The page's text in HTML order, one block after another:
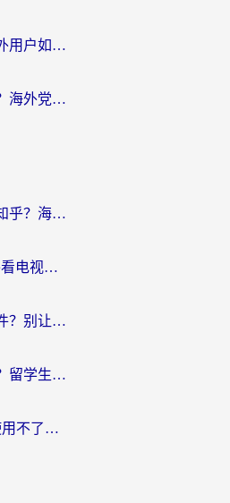
迅游和银河好用吗？海外用户如何选择回国加速器实现无缝访问国内资源
穿梭和奇游手游好用吗？海外党亲测3款回国加速器，附蜜蜂加速器七天试用攻略
国外可以看央视影音吗知乎？海外党亲测有效的回国加速方案
海外党必看：选对“海外看电视剧软件”，再也不用愁国内剧刷不了
国外如何听国内音乐软件？别让地域限制，断了你的中文歌单
海外哪里能看奥运直播？留学生&海外华人必看的体育赛事观赛终极指南
12123交管在国外怎么使用不了？海外华人必看的无缝访问国内资源指南